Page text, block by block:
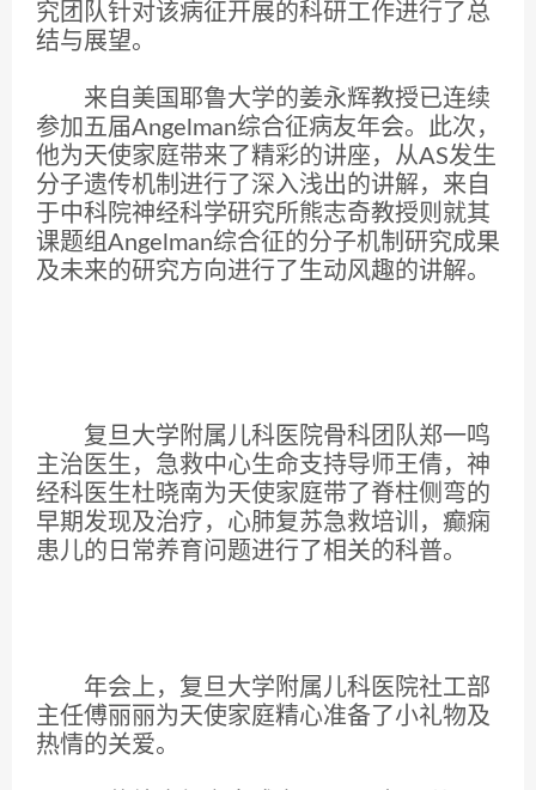
究团队针对该病征开展的科研工作进行了总
结与展望。
来自美国耶鲁大学的姜永辉教授已连续
参加五届Angelman综合征病友年会。此次，
他为天使家庭带来了精彩的讲座，从AS发生
分子遗传机制进行了深入浅出的讲解，来自
于中科院神经科学研究所熊志奇教授则就其
课题组Angelman综合征的分子机制研究成果
及未来的研究方向进行了生动风趣的讲解。
复旦大学附属儿科医院骨科团队郑一鸣
主治医生，急救中心生命支持导师王倩，神
经科医生杜晓南为天使家庭带了脊柱侧弯的
早期发现及治疗，心肺复苏急救培训，癫痫
患儿的日常养育问题进行了相关的科普。
年会上，复旦大学附属儿科医院社工部
主任傅丽丽为天使家庭精心准备了小礼物及
热情的关爱。